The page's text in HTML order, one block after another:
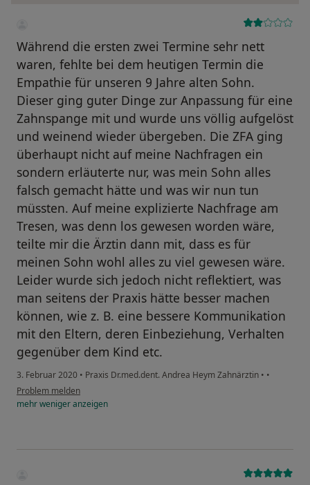
Während die ersten zwei Termine sehr nett
waren, fehlte bei dem heutigen Termin die
Empathie für unseren 9 Jahre alten Sohn.
Dieser ging guter Dinge zur Anpassung für eine
Zahnspange mit und wurde uns völlig aufgelöst
und weinend wieder übergeben. Die ZFA ging
überhaupt nicht auf meine Nachfragen ein
sondern erläuterte nur, was mein Sohn alles
falsch gemacht hätte und was wir nun tun
müssten. Auf meine explizierte Nachfrage am
Tresen, was denn los gewesen worden wäre,
teilte mir die Ärztin dann mit, dass es für
meinen Sohn wohl alles zu viel gewesen wäre.
Leider wurde sich jedoch nicht reflektiert, was
man seitens der Praxis hätte besser machen
können, wie z. B. eine bessere Kommunikation
mit den Eltern, deren Einbeziehung, Verhalten
gegenüber dem Kind etc.
3. Februar 2020 • Praxis Dr.med.dent. Andrea Heym Zahnärztin • •
Problem melden
mehrwenigeranzeigen